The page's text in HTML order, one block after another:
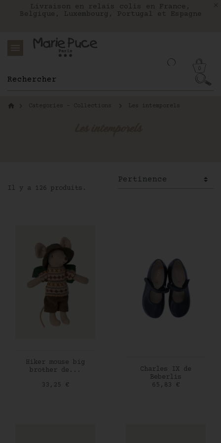
Notre site part en vacances !
Les commandes passées après le 4 août
Nous livrons aux Etats-Unis avec FEDEX
Livraison en relais colis en France,
Belgique, Luxembourg, Portugal et Espagne
0
Categories - Collections Les intemporels
Il y a 126 produits.
AJOUTER AU PANIER
Hiker mouse big
brother de...
Prix
33,25 €
AJOUTER AU PANIER
Charles IX de
Beberlis
Prix
65,83 €